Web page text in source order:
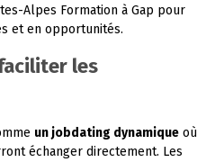
Alpes Formation à Gap pour
et en opportunités.
les
un jobdating dynamique où
échanger directement. Les